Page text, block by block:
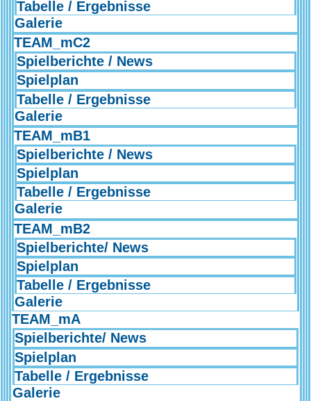
Tabelle / Ergebnisse
Galerie
TEAM_mC2
Spielberichte / News
Spielplan
Tabelle / Ergebnisse
Galerie
TEAM_mB1
Spielberichte / News
Spielplan
Tabelle / Ergebnisse
Galerie
TEAM_mB2
Spielberichte/ News
Spielplan
Tabelle / Ergebnisse
Galerie
TEAM_mA
Spielberichte/ News
Spielplan
Tabelle / Ergebnisse
Galerie